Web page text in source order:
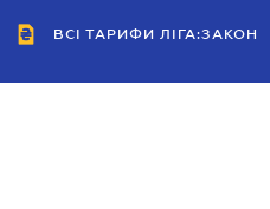
ВСІ ТАРИФИ ЛІГА:ЗАКОН